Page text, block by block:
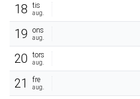
18 tis
aug.
19 ons
aug.
20 tors
aug.
21 fre
aug.